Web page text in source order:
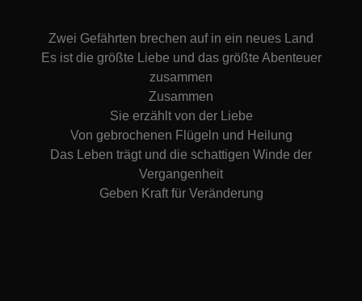
Zwei Gefährten brechen auf in ein neues Land
Es ist die größte Liebe und das größte Abenteuer
zusammen
Zusammen
Sie erzählt von der Liebe
Von gebrochenen Flügeln und Heilung
Das Leben trägt und die schattigen Winde der
Vergangenheit
Geben Kraft für Veränderung